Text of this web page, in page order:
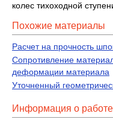
колес тихоходной
Похожие материалы
Расчет на прочность
Сопротивление
деформации материала
Уточненный
Информация о работе